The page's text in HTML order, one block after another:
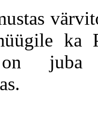
ka
juba